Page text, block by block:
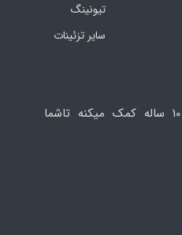
تیونینگ
سایر تزئینات
مجموعه مهدی اسپرت باسابقه 10 ساله کمک میکنه تاشما